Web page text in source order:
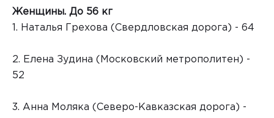
Женщины. До 56 кг
1. Наталья Грехова (Свердловская дорога) - 64
2. Елена Зудина (Московский метрополитен) -
52
3. Анна Моляка (Северо-Кавказская дорога) -